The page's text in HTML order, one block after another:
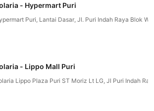
- Hypermart Puri
Puri, Lantai Dasar, Jl. Puri Indah Raya Blok
- Lippo Mall Puri
Lippo Plaza Puri ST Moriz Lt LG, Jl Puri Indah